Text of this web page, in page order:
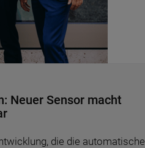
Neuer Sensor macht
die die automatische